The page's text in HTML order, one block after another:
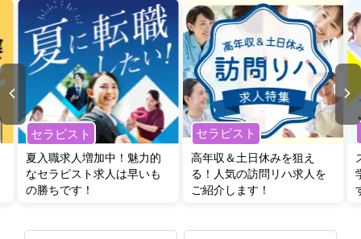
セラピスト
夏入職求人増加中！魅力的
なセラピスト求人は早いも
の勝ちです！
セラピスト
高年収＆土日休みを狙え
る！人気の訪問リハ求人を
ご紹介します！